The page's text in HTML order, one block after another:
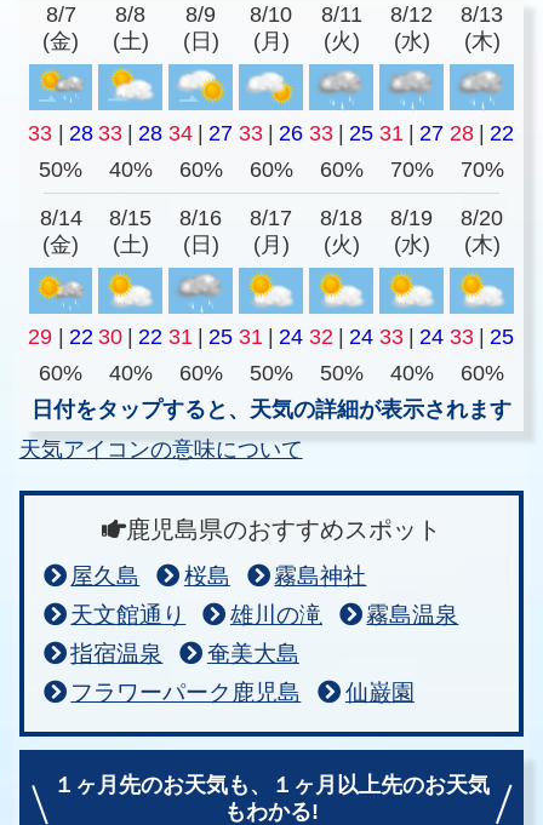
8/7
(金)
8/8
(土)
8/9
(日)
8/10
(月)
8/11
(火)
8/12
(水)
8/13
(木)
33 | 28 33 | 28 34 | 27 33 | 26 33 | 25 31 | 27 28 | 22
50%
40% 60% 60% 60% 70% 70%
8/14
(金)
8/15
(土)
8/16
(日)
8/17
(月)
8/18
(火)
8/19
(水)
8/20
(木)
29 | 22 30 | 22 31 | 25 31 | 24 32 | 24 33 | 24 33 | 25
60%
40% 60% 50% 50% 40%
60%
日付をタップすると、天気の詳細が表示されます
天気アイコンの意味について
鹿児島県のおすすめスポット
屋久島 桜島
霧島神社
天文館通り
雄川の滝
霧島温泉
指宿温泉
奄美大島
フラワーパーク鹿児島
仙巌園
１ヶ月先のお天気も、
１ヶ月以上先のお天気
もわかる!